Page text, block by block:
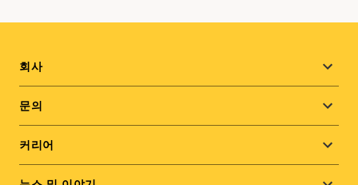
Footer
menu
회사
문의
커리어